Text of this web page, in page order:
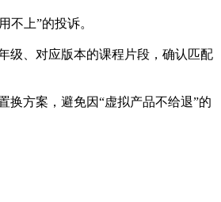
上”的投诉。
级、对应版本的课程片段，确认匹配
换方案，避免因“虚拟产品不给退”的